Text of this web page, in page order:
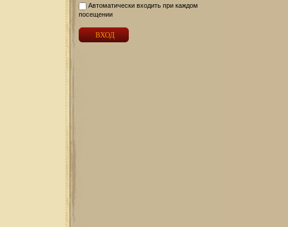
Автоматически входить при каждом
посещении